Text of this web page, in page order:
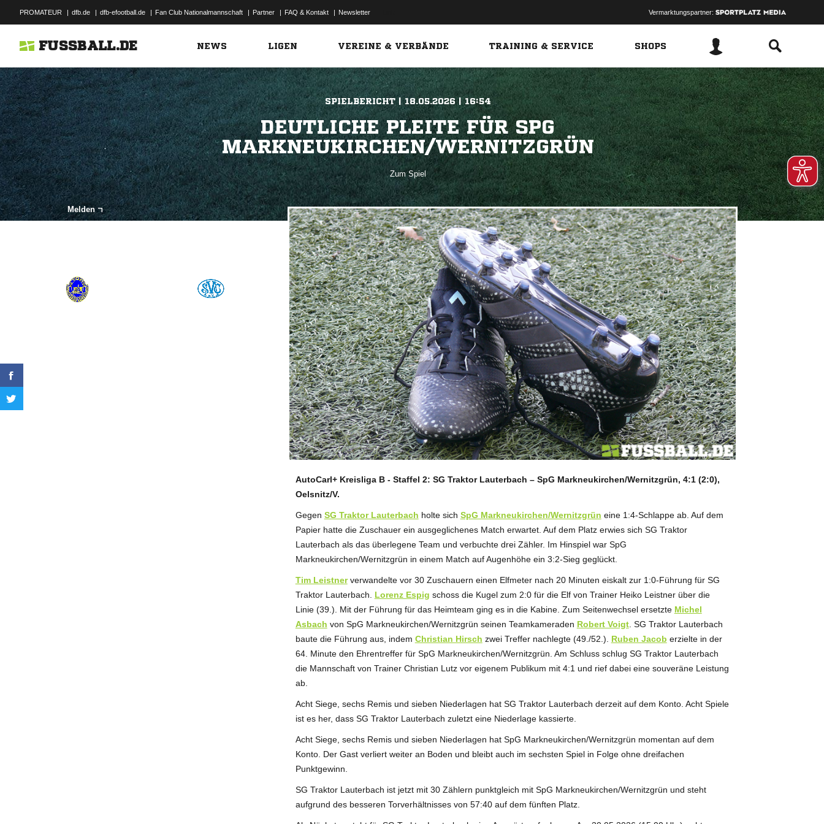
PROMATEUR | dfb.de | dfb-efootball.de | Fan Club Nationalmannschaft | Partner | FAQ & Kontakt | Newsletter Vermarktungspartner:
FUSSBALL.DE NEWS LIGEN VEREINE & VERBÄNDE TRAINING & SERVICE SHOPS
SPIELBERICHT | 18.05.2026 | 16:54
DEUTLICHE PLEITE FÜR SPG
MARKNEUKIRCHEN/WERNITZGRÜN
Zum Spiel
Melden
ANZEIGE
AutoCarl+ Kreisliga B - Staffel 2: SG Traktor Lauterbach – SpG Markneukirchen/Wernitzgrün, 4:1 (2:0),
Oelsnitz/V.
Gegen SG Traktor Lauterbach holte sich SpG Markneukirchen/Wernitzgrün eine 1:4-Schlappe ab. Auf dem
Papier hatte die Zuschauer ein ausgeglichenes Match erwartet. Auf dem Platz erwies sich SG Traktor
Lauterbach als das überlegene Team und verbuchte drei Zähler. Im Hinspiel war SpG
Markneukirchen/Wernitzgrün in einem Match auf Augenhöhe ein 3:2-Sieg geglückt.
Tim Leistnerverwandelte vor 30 Zuschauern einen Elfmeter nach 20 Minuten eiskalt zur 1:0-Führung für SG
Traktor Lauterbach. Lorenz Espig schoss die Kugel zum 2:0 für die Elf von Trainer Heiko Leistner über die
Linie (39.). Mit der Führung für das Heimteam ging es in die Kabine. Zum Seitenwechsel ersetzte Michel
Asbach von SpG Markneukirchen/Wernitzgrün seinen Teamkameraden Robert Voigt. SG Traktor Lauterbach
baute die Führung aus, indem Christian Hirsch zwei Treffer nachlegte (49./52.). Ruben Jacob erzielte in der
64. Minute den Ehrentreffer für SpG Markneukirchen/Wernitzgrün. Am Schluss schlug SG Traktor Lauterbach
die Mannschaft von Trainer Christian Lutz vor eigenem Publikum mit 4:1 und rief dabei eine souveräne Leistung
ab.
Acht Siege, sechs Remis und sieben Niederlagen hat SG Traktor Lauterbach derzeit auf dem Konto. Acht Spiele
ist es her, dass SG Traktor Lauterbach zuletzt eine Niederlage kassierte.
Acht Siege, sechs Remis und sieben Niederlagen hat SpG Markneukirchen/Wernitzgrün momentan auf dem
Konto. Der Gast verliert weiter an Boden und bleibt auch im sechsten Spiel in Folge ohne dreifachen
Punktgewinn.
SG Traktor Lauterbach ist jetzt mit 30 Zählern punktgleich mit SpG Markneukirchen/Wernitzgrün und steht
aufgrund des besseren Torverhältnisses von 57:40 auf dem fünften Platz.